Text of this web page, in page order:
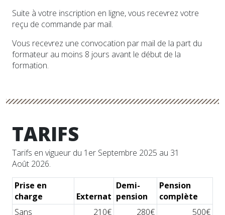
Suite à votre inscription en ligne, vous recevrez votre
reçu de commande par mail.
Vous recevrez une convocation par mail de la part du
formateur au moins 8 jours avant le début de la
formation.
TARIFS
Tarifs en vigueur du 1er Septembre 2025 au 31
Août 2026.
Prise en
charge
Externat
Demi-
pension
Pension
complète
Sans
210€ 280€
500€